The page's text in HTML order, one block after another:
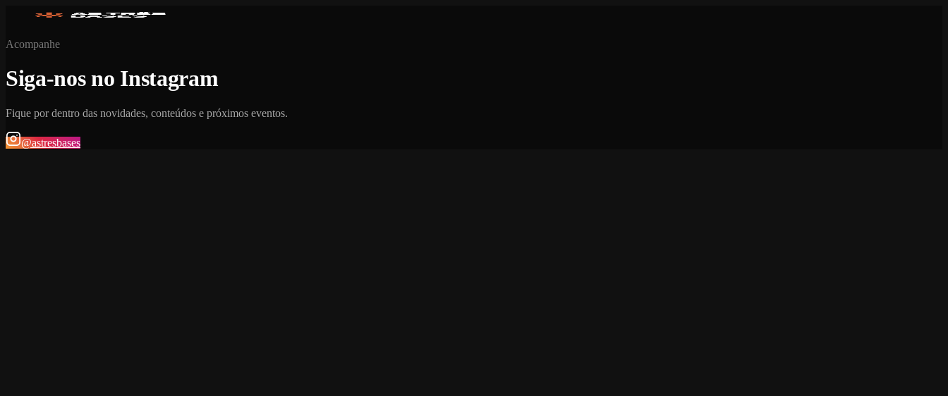
Acompanhe
Siga-nos no Instagram
Fique por dentro das novidades, conteúdos e próximos eventos.
@astresbases